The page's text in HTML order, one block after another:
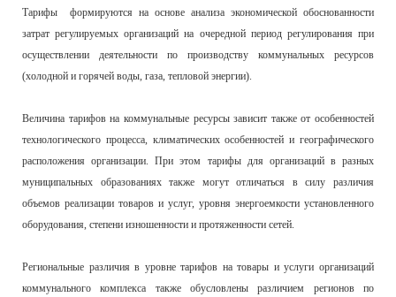
Тарифы формируются на основе анализа экономической обоснованности
затрат регулируемых организаций на очередной период регулирования при
осуществлении деятельности по производству коммунальных ресурсов
(холодной и горячей воды, газа, тепловой энергии).
Величина тарифов на коммунальные ресурсы зависит также от особенностей
технологического процесса, климатических особенностей и географического
расположения организации. При этом тарифы для организаций в разных
муниципальных образованиях также могут отличаться в силу различия
объемов реализации товаров и услуг, уровня энергоемкости установленного
оборудования, степени изношенности и протяженности сетей.
Региональные различия в уровне тарифов на товары и услуги организаций
коммунального комплекса также обусловлены различием регионов по